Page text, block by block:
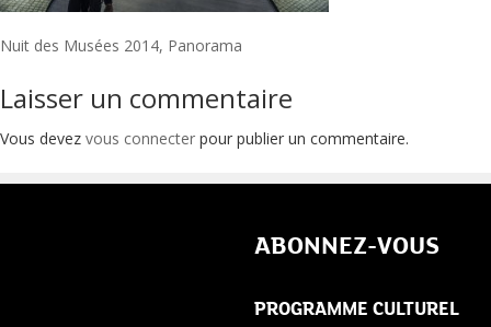
Navigation
de
l’article
Nuit des Musées 2014, Panorama
Laisser un commentaire
Vous devez vous connecter pour publier un commentaire.
ABONNEZ-VOUS
PROGRAMME CULTUREL